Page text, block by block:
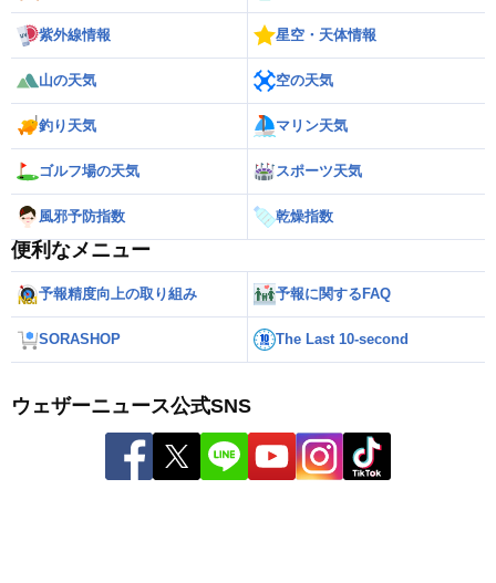
紫外線情報 星空・天体情報
山の天気 空の天気
釣り天気 マリン天気
ゴルフ場の天気 スポーツ天気
風邪予防指数 乾燥指数
便利なメニュー
予報精度向上の取り組み 予報に関するFAQ
SORASHOP The Last 10-second
ウェザーニュース公式SNS